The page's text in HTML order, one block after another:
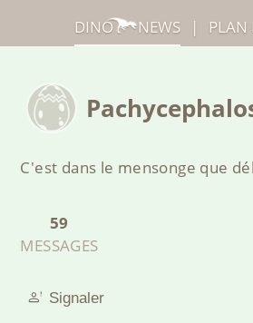
C'est dans le mensonge que
59
MESSAGES
Signaler
DINO NEWS | PLAN